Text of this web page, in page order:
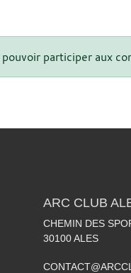
participer aux
ARC CLUB
CHEMIN DES
30100ALES